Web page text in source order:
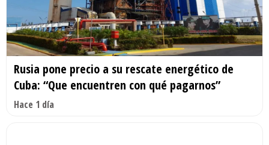
Rusia pone precio a su rescate energético de
Cuba: “Que encuentren con qué pagarnos”
Hace 1 día